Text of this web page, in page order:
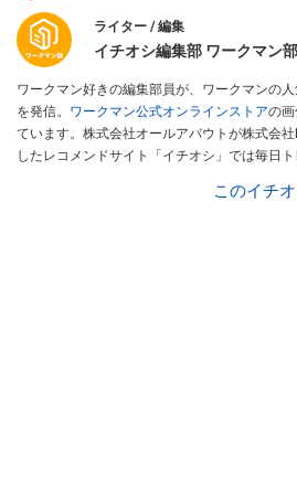
ライター / 編集
イチオシ編集部 ワークマン部
ワークマン好きの編集部員が、ワークマンの
を発信。 ワークマン公式オンラインストアの
ています。株式会社オールアバウトが株式会
したレコメンドサイト「イチオシ」では毎日
このイチ